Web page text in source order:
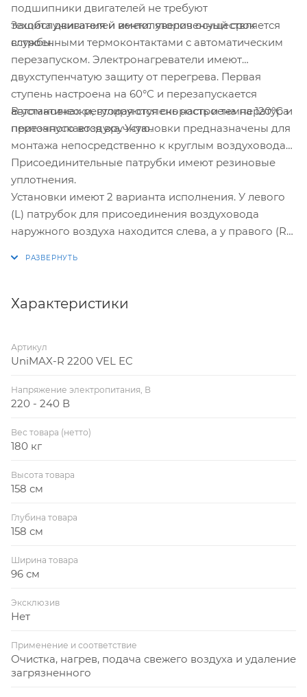
подшипники двигателей не требуют
техобслуживания и имеют увеличенный срок
службы.
Защита двигателей вентиляторов осуществляется
встроенными термоконтактами с автоматическим
перезапуском. Электронагреватели имеют
двухступенчатую защиту от перегрева. Первая
ступень настроена на 60°С и перезапускается
автоматически, вторая ступень настроена на 120°С и
перезапускается вручную.
В установках регулируются скорость и температура
приточного воздуха. Установки предназначены для
монтажа непосредственно к круглым воздуховодам.
Присоединительные патрубки имеют резиновые
уплотнения.
Установки имеют 2 варианта исполнения. У левого
(L) патрубок для присоединения воздуховода
наружного воздуха находится слева, а у правого (R)
Характеристики
Артикул
UniMAX-R 2200 VEL EC
Напряжение электропитания, В
220 - 240 В
Вес товара (нетто)
180 кг
Высота товара
158 см
Глубина товара
158 см
Ширина товара
96 см
Эксклюзив
Нет
Применение и соответствие
Очистка, нагрев, подача свежего воздуха и удаление
загрязненного